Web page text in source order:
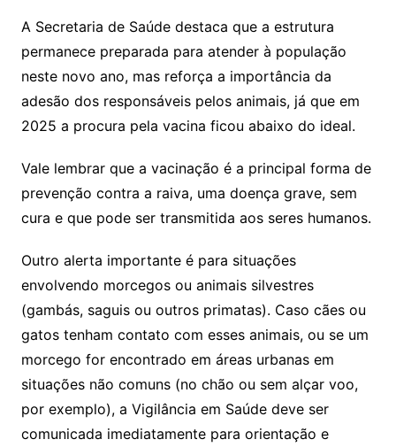
A Secretaria de Saúde destaca que a estrutura
permanece preparada para atender à população
neste novo ano, mas reforça a importância da
adesão dos responsáveis pelos animais, já que em
2025 a procura pela vacina ficou abaixo do ideal.
Vale lembrar que a vacinação é a principal forma de
prevenção contra a raiva, uma doença grave, sem
cura e que pode ser transmitida aos seres humanos.
Outro alerta importante é para situações
envolvendo morcegos ou animais silvestres
(gambás, saguis ou outros primatas). Caso cães ou
gatos tenham contato com esses animais, ou se um
morcego for encontrado em áreas urbanas em
situações não comuns (no chão ou sem alçar voo,
por exemplo), a Vigilância em Saúde deve ser
comunicada imediatamente para orientação e